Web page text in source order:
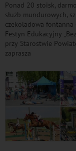
Ponad 20 stoisk,
służb mundurowych,
czekoladowa
Festyn Edukacyjny
przy Starostwie
zaprasza